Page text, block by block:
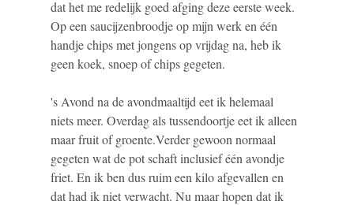
dat het me redelijk goed afging deze eerste week.
Op een saucijzenbroodje op mijn werk en één
handje chips met jongens op vrijdag na, heb ik
geen koek, snoep of chips gegeten.
's Avond na de avondmaaltijd eet ik helemaal
niets meer. Overdag als tussendoortje eet ik alleen
maar fruit of groente.Verder gewoon normaal
gegeten wat de pot schaft inclusief één avondje
friet. En ik ben dus ruim een kilo afgevallen en
dat had ik niet verwacht. Nu maar hopen dat ik